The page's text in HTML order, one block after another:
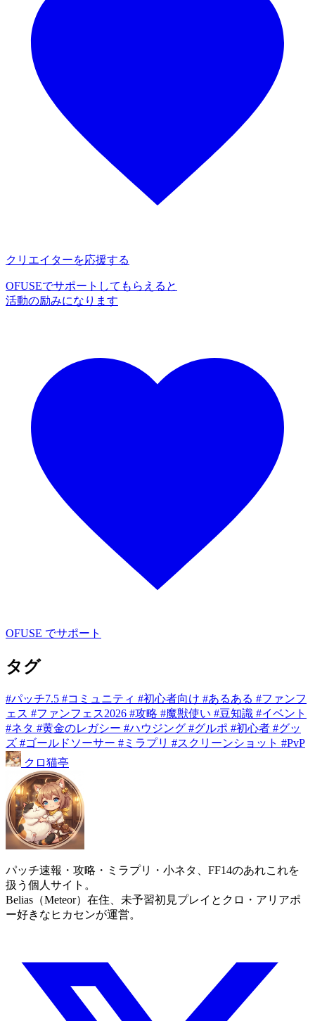
クリエイターを応援する
OFUSEでサポートしてもらえると
活動の励みになります
OFUSE でサポート
タグ
#パッチ7.5 #コミュニティ #初心者向け #あるある #ファンフ
ェス #ファンフェス2026 #攻略 #魔獣使い #豆知識 #イベント
#ネタ #黄金のレガシー #ハウジング #グルポ #初心者 #グッ
ズ #ゴールドソーサー #ミラプリ #スクリーンショット #PvP
クロ猫亭
パッチ速報・攻略・ミラプリ・小ネタ、FF14のあれこれを
扱う個人サイト。
Belias（Meteor）在住、未予習初見プレイとクロ・アリアポ
ー好きなヒカセンが運営。